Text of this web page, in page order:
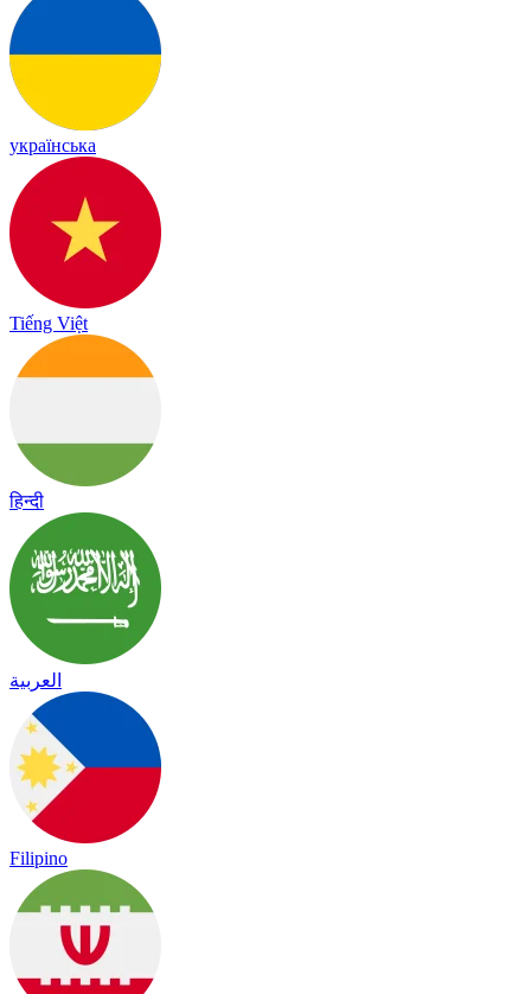
українська
Tiếng Việt
हिन्दी
العربية
Filipino